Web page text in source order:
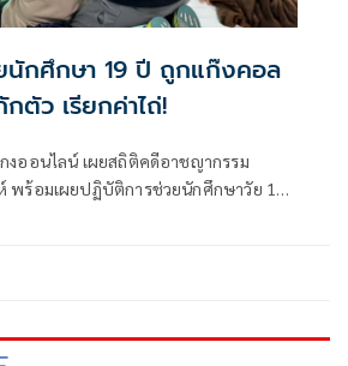
นักศึกษา 19 ปี ถูกแก๊งคอล
ตัว เรียกค่าไถ่!
งออนไลน์ เผยสถิติคดีอาชญากรรม
พร้อมเผยปฏิบัติการช่วยนักศึกษาวัย 19